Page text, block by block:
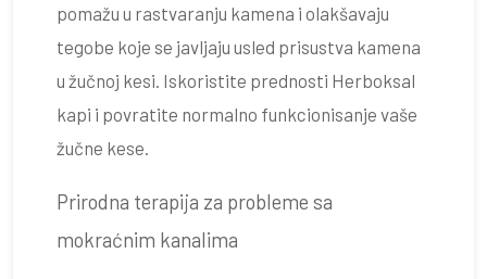
pomažu u rastvaranju kamena i olakšavaju
tegobe koje se javljaju usled prisustva kamena
u žučnoj kesi. Iskoristite prednosti Herboksal
kapi i povratite normalno funkcionisanje vaše
žučne kese.
Prirodna terapija za probleme sa
mokraćnim kanalima